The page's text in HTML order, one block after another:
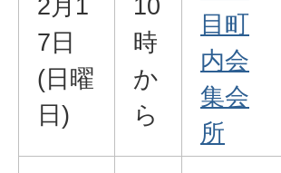
2月1
7日
(日曜
日)
10
時
か
ら
目町
内会
集会
所